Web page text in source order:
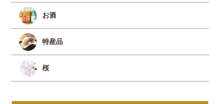
お酒
特産品
桜